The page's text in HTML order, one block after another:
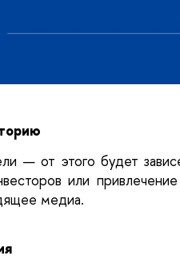
— от этого будет
или
медиа.